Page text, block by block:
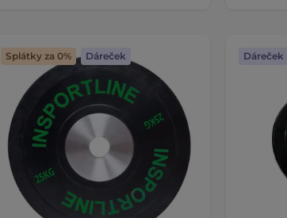
Splátky za 0% Dáreček Dáreček